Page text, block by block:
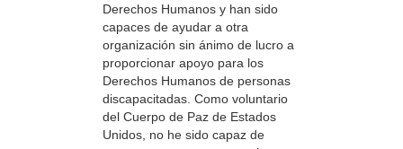
Derechos Humanos y han sido
capaces de ayudar a otra
organización sin ánimo de lucro a
proporcionar apoyo para los
Derechos Humanos de personas
discapacitadas. Como voluntario
del Cuerpo de Paz de Estados
Unidos, no he sido capaz de